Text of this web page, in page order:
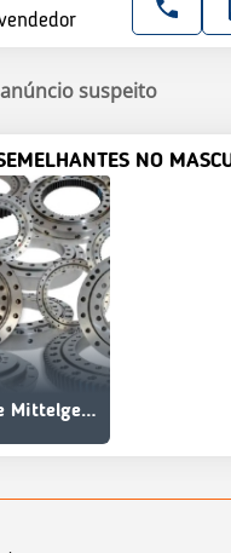
suspeito
NO
John Deere Mittelgelenklager F681170 F075460 F033618